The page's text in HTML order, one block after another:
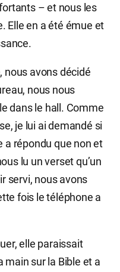
– et nous les
Elle en a été émue et
nous avons décidé
nous nous
dans le hall. Comme
je lui ai demandé si
a répondu que non et
lu un verset qu’un
servi, nous avons
fois le téléphone a
elle paraissait
main sur la Bible et a